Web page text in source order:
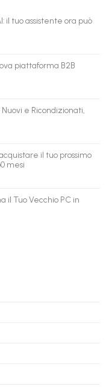
il tuo assistente ora può
piattaforma B2B
e Ricondizionati,
il tuo prossimo
mesi
il Tuo Vecchio PC in